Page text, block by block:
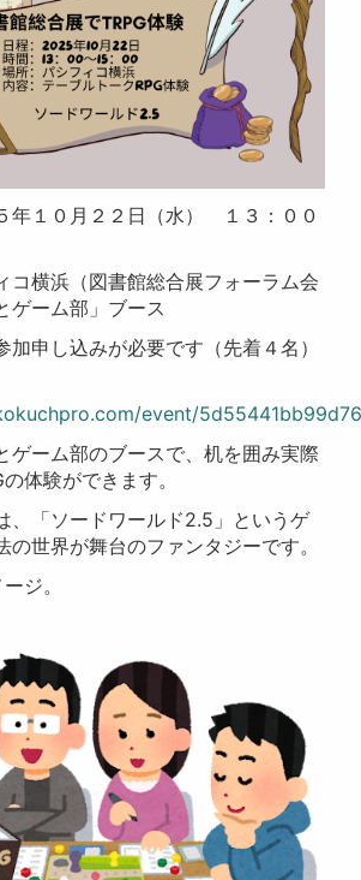
年１０月２２日（水） １３：００
コ横浜（図書館総合展フォーラム会
ゲーム部」ブース
加申し込みが必要です（先着４名）
event/
ゲーム部のブースで、机を囲み実際
体験ができます。
、「ソードワールド2.5」というゲ
の世界が舞台のファンタジーです。
ジ。